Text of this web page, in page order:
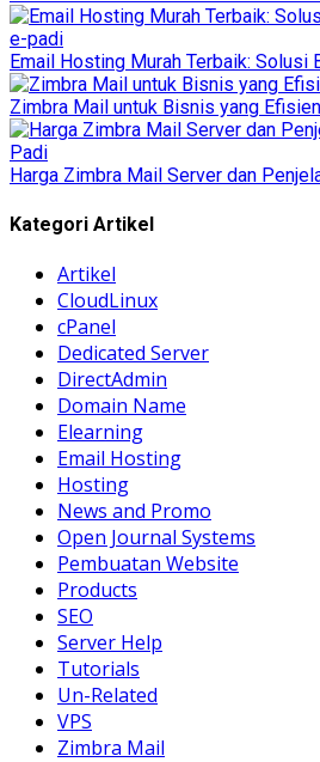
Email Hosting Murah Terbaik: Solusi
Zimbra Mail untuk Bisnis yang
Harga Zimbra Mail Server dan
Kategori Artikel
Artikel
CloudLinux
cPanel
Dedicated Server
DirectAdmin
Domain Name
Elearning
Email Hosting
Hosting
News and Promo
Open Journal Systems
Pembuatan Website
Products
SEO
Server Help
Tutorials
Un-Related
VPS
Zimbra Mail